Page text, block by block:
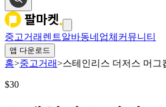
중고거래 렌트알바동네업체 커뮤니티
앱 다운로드
홈>중고거래>스테인리스 더저스 머그
$30